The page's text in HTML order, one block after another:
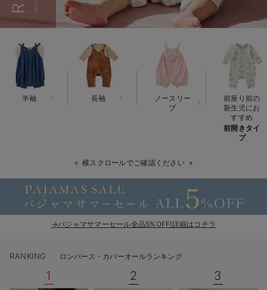
新生児スリーパー・ベビーパジャマ
ベビーシューズ・ファーストシューズ・ベビー靴下
ベビー リュック
ベビー 小物
赤ちゃん お風呂・ベビースキンケア
おむつ関連グッズ
快適機能ウェア特集 ボトムス
快適機能ウェア特集 パジャマ
erbaviva（エルバビーバ）
安心の日本製。先輩ママが買ってよかった！本当に必要な出産準備品
ハレの日に着るANGELIEBEのセレモニー
親子コーデ｜ママとベビーにおすすめ！
便利な育児家電
Gift Selection 出産祝い
保育園・入園準備特集
長く使えるアイテム
お部屋映えアイテム
半袖 長袖
ノースリー
ブ
前座り前の
新生児にお
すすめ
前開きタイ
プ
横スクロールでご確認ください
→パジャマサマーセール全品5%OFF!詳細はコチラ
RANKING ロンパース・カバーオールランキング
1 2 3